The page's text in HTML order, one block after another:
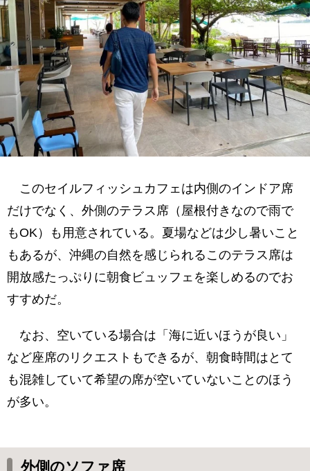
このセイルフィッシュカフェは内側のインドア席
だけでなく、外側のテラス席（屋根付きなので雨で
もOK）も用意されている。夏場などは少し暑いこと
もあるが、沖縄の自然を感じられるこのテラス席は
開放感たっぷりに朝食ビュッフェを楽しめるのでお
すすめだ。
なお、空いている場合は「海に近いほうが良い」
など座席のリクエストもできるが、朝食時間はとて
も混雑していて希望の席が空いていないことのほう
が多い。
外側のソファ席